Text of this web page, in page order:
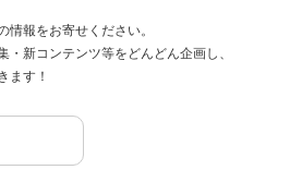
情報をお寄せください。
新コンテンツ等をどんどん企画し、
ます！